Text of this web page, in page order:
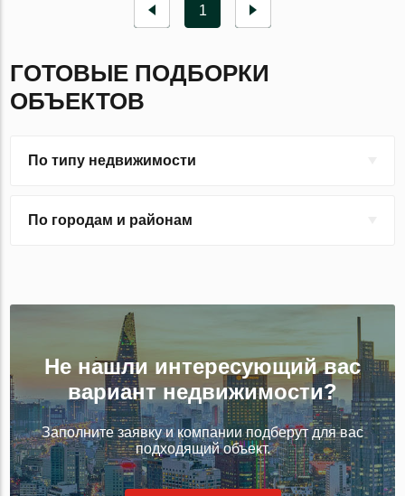
1
ГОТОВЫЕ ПОДБОРКИ
ОБЪЕКТОВ
По типу недвижимости
По городам и районам
Не нашли интересующий вас
вариант недвижимости?
Заполните заявку и компании подберут для вас
подходящий объект.